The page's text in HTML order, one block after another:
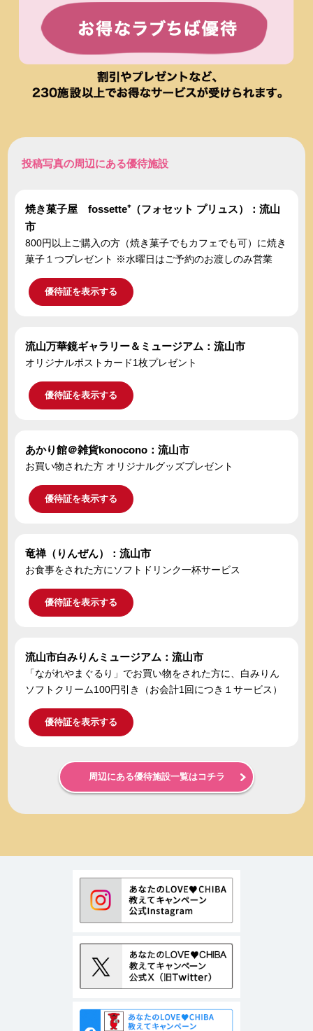
投稿写真の周辺にある優待施設
焼き菓子屋 fossette⁺（フォセット プリュス）：流山
市
800円以上ご購入の方（焼き菓子でもカフェでも可）に焼き
菓子１つプレゼント ※水曜日はご予約のお渡しのみ営業
優待証を表示する
流山万華鏡ギャラリー＆ミュージアム：流山市
オリジナルポストカード1枚プレゼント
優待証を表示する
あかり館＠雑貨konocono：流山市
お買い物された方 オリジナルグッズプレゼント
優待証を表示する
竜禅（りんぜん）：流山市
お食事をされた方にソフトドリンク一杯サービス
優待証を表示する
流山市白みりんミュージアム：流山市
「ながれやまぐるり」でお買い物をされた方に、白みりん
ソフトクリーム100円引き（お会計1回につき１サービス）
優待証を表示する
周辺にある優待施設一覧はコチラ